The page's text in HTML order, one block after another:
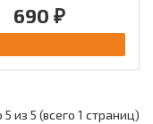
690 ₽
из 5 (всего 1 страниц)